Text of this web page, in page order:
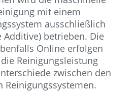
mit einem
ausschließlich
Additive) betrieben. Die
Online erfolgen
Reinigungsleistung
zwischen den
Reinigungssystemen.